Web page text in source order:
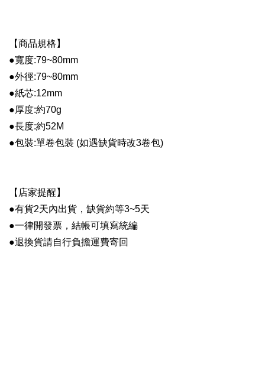
【商品規格】
●寬度:79~80mm
●外徑:79~80mm
●紙芯:12mm
●厚度:約70g
●長度:約52M
●包裝:單卷包裝 (如遇缺貨時改3卷包)
【店家提醒】
●有貨2天內出貨，缺貨約等3~5天
●一律開發票，結帳可填寫統編
●退換貨請自行負擔運費寄回